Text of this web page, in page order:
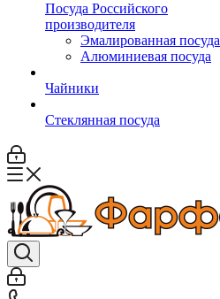
Посуда Российского
производителя
Эмалированная посуда
Алюминиевая посуда
Чайники
Стеклянная посуда